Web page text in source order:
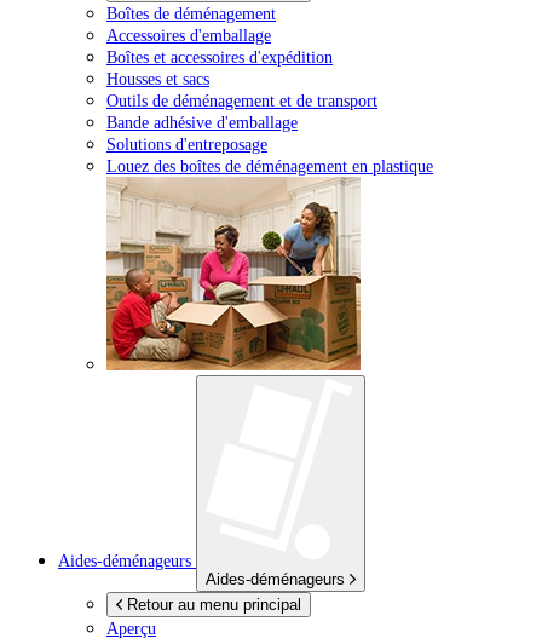
Boîtes de déménagement
Accessoires d'emballage
Boîtes et accessoires d'expédition
Housses et sacs
Outils de déménagement et de transport
Bande adhésive d'emballage
Solutions d'entreposage
Louez des boîtes de déménagement en plastique
Aides-déménageurs
Aides-déménageurs
Retour au menu principal
Aperçu